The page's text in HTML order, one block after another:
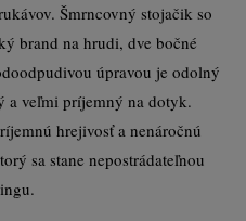
Šmrncovný stojačik so
brand na hrudi, dve bočné
úpravou je odolný
a veľmi príjemný na dotyk.
hrejivosť a nenáročnú
sa stane nepostrádateľnou